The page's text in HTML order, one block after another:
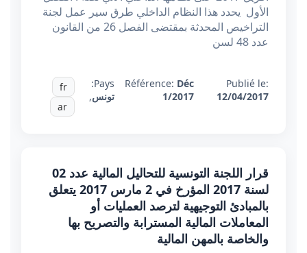
الأول يحدد هذا النظام الداخلي طرق سير عمل لجنة
التراخيص المحدثة بمقتضى الفصل 26 من القانون
عدد 48 لسن
Publié le:
12/04/2017
Référence: Déc
1/2017
Pays:
تونس,
fr
ar
قرار اللجنة التونسية للتحاليل المالية عدد 02
لسنة 2017 المؤرخ في 2 مارس 2017 يتعلق
بالمبادئ التوجيهية لترصد العمليات أو
المعاملات المالية المسترابة والتصريح بها
والخاصة بالمهن المالية